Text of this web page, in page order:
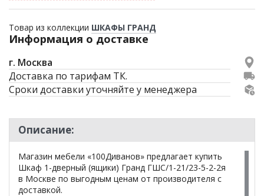
Товар из коллекции ШКАФЫ ГРАНД
Информация о доставке
г. Москва
Доставка по тарифам ТК.
Сроки доставки уточняйте у менеджера
Описание:
Магазин мебели «100Диванов» предлагает купить
Шкаф 1-дверный (ящики) Гранд ГШС/1-21/23-5-2-2я
в Москве по выгодным ценам от производителя с
доставкой.